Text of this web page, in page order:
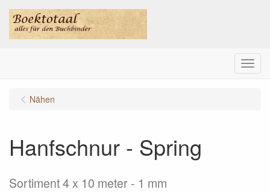
Menu
Nähen
Hanfschnur - Spring
Sortiment 4 x 10 meter - 1 mm